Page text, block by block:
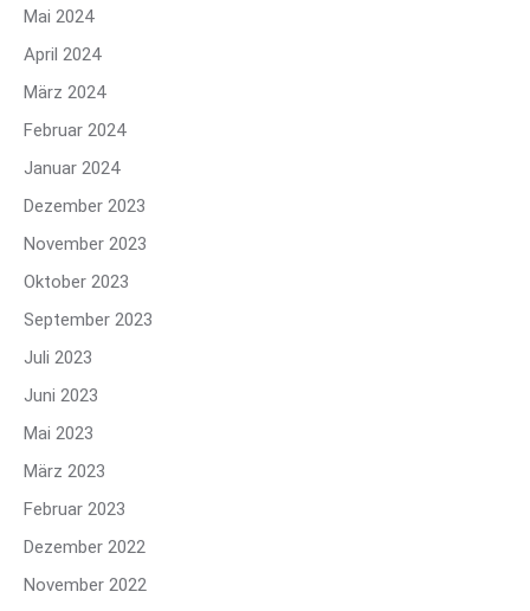
Mai 2024
April 2024
März 2024
Februar 2024
Januar 2024
Dezember 2023
November 2023
Oktober 2023
September 2023
Juli 2023
Juni 2023
Mai 2023
März 2023
Februar 2023
Dezember 2022
November 2022